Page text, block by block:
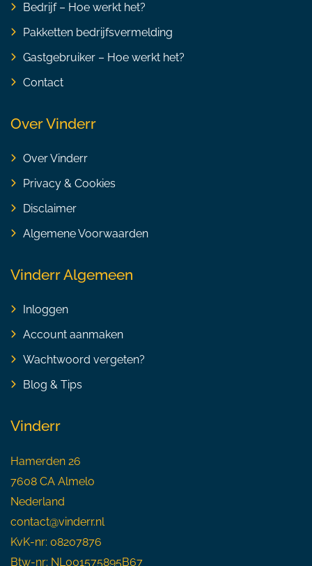
Bedrijf – Hoe werkt het?
Pakketten bedrijfsvermelding
Gastgebruiker – Hoe werkt het?
Contact
Over Vinderr
Over Vinderr
Privacy & Cookies
Disclaimer
Algemene Voorwaarden
Vinderr Algemeen
Inloggen
Account aanmaken
Wachtwoord vergeten?
Blog & Tips
Vinderr
Hamerden 26
7608 CA Almelo
Nederland
contact@vinderr.nl
KvK-nr: 08207876
Btw-nr: NL001575895B67